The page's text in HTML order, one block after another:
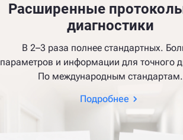
Расширенные
диагностики
В 2–3 раза полнее стандартных.
параметров и информации для точного
По международным стандартам.
Подробнее